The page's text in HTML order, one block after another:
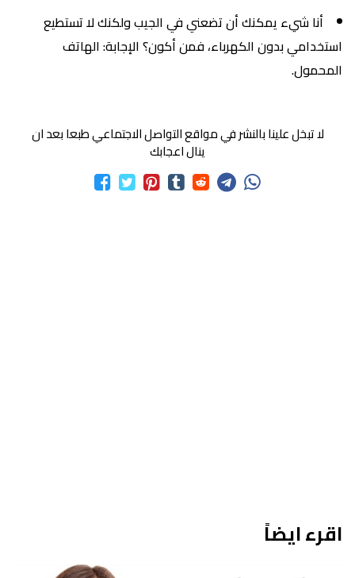
أنا شيء يمكنك أن تضعني في الجيب ولكنك لا تستطيع
استخدامي بدون الكهرباء، فمن أكون؟ الإجابة: الهاتف
المحمول.
لا تبخل علينا بالنشر في مواقع التواصل الاجتماعي طبعا بعد ان
ينال اعجابك
اقرء ايضاً